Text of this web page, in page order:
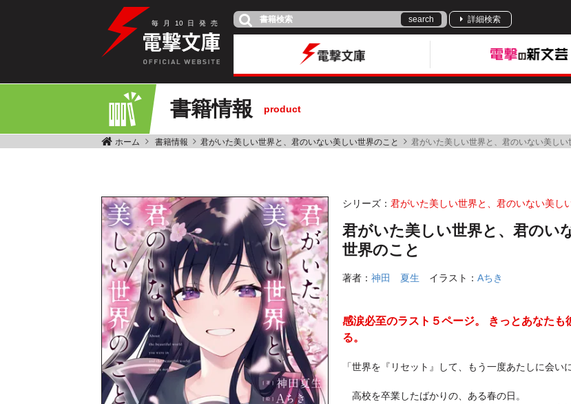
毎 月 10 日 発 売 search 詳細検索
書籍情報 product
ホーム 書籍情報 君がいた美しい世界と、君のいない美しい世界のこと 君がいた美しい世界と、君のいない美しい
シリーズ： 君がいた美しい世界と、君のいない美し
君がいた美しい世界と、君のい
世界のこと
著者： 神田 夏生 イラスト： Aちき
感涙必至のラスト５ページ。 きっとあなたも
る。
「世界を『リセット』して、もう一度あたしに会い
高校を卒業したばかりの、ある春の日。